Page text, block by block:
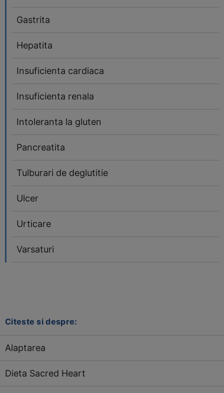
Gastrita
Hepatita
Insuficienta cardiaca
Insuficienta renala
Intoleranta la gluten
Pancreatita
Tulburari de deglutitie
Ulcer
Urticare
Varsaturi
Citeste si despre:
Alaptarea
Dieta Sacred Heart